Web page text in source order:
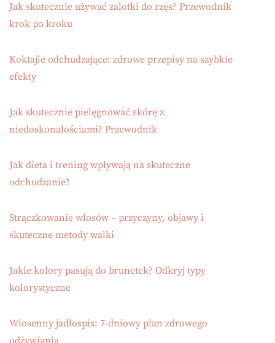
Jak skutecznie używać zalotki do rzęs? Przewodnik
krok po kroku
Koktajle odchudzające: zdrowe przepisy na szybkie
efekty
Jak skutecznie pielęgnować skórę z
niedoskonałościami? Przewodnik
Jak dieta i trening wpływają na skuteczne
odchudzanie?
Strączkowanie włosów – przyczyny, objawy i
skuteczne metody walki
Jakie kolory pasują do brunetek? Odkryj typy
kolorystyczne
Wiosenny jadłospis: 7-dniowy plan zdrowego